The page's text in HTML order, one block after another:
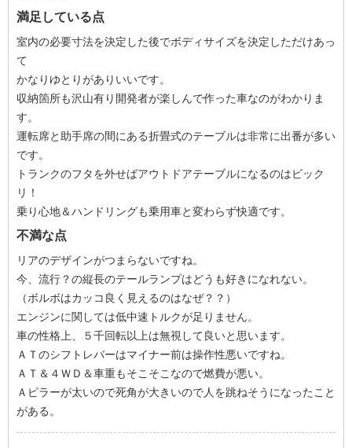
満足している点
室内の必要寸法を決定した後でボディサイズを決定しただけあっ
て
かなりゆとりがありいいです。
収納箇所も沢山有り開発者が楽しんで作った車なのがわかりま
す。
運転席と助手席の間にある折畳式のテーブルは非常に出番が多い
です。
トランクのフタを外せばアウトドアテーブルになるのはビック
リ！
乗り心地＆ハンドリングも乗用車と変わらず快適です。
不満な点
リアのデザインがつまらないですね。
今、流行？の縦長のテールランプはどうも好きになれない。
（ボルボはカッコ良く見えるのはなぜ？？）
エンジンに関しては低中速トルクが足りません。
車の性格上、５千回転以上は無視して良いと思います。
ＡＴのシフトレバーはマイナー前は操作性悪いですね。
ＡＴ＆４ＷＤ＆車重もそこそこなので燃費が悪い。
Ａピラーが太いので死角が大きいので人を跳ねそうになったこと
がある。